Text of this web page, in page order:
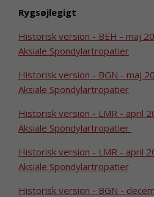
Rygsøjlegigt
Historisk version - BEH - maj
Aksiale Spondylartropatier
Historisk version - BGN - maj
Aksiale Spondylartropatier
Historisk version - LMR - april
Aksiale Spondylartropatier
Historisk version - LMR - april
Aksiale Spondylartropatier
Historisk version - BGN -